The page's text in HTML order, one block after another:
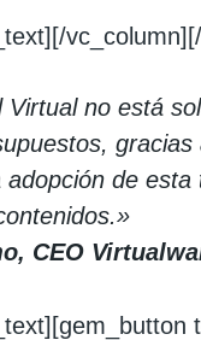
Virtual no está
adopción de
CEO